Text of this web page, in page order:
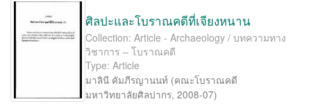
ศิลปะและโบราณคดีที่เจียงหนาน
Collection: Article - Archaeology / บทความทาง
วิชาการ – โบราณคดี
Type: Article
มาลินี คัมภีรญานนท์ (คณะโบราณคดี
มหาวิทยาลัยศิลปากร, 2008-07)